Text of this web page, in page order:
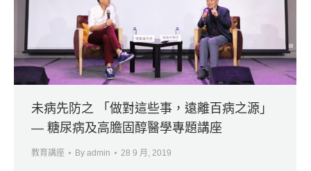
未病先防之 「做對這些事，遠離百病之源」
— 糖尿病及高膽固醇醫學專題講座
教育講座 By admin 28 9 月, 2019